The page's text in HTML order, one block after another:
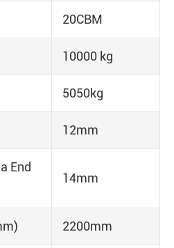
20CBM
10000 kg
5050kg
12mm
End
14mm
2200mm